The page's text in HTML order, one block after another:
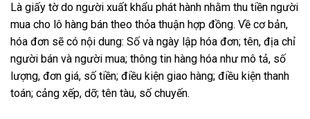
Là giấy tờ do người xuất khẩu phát hành nhằm thu tiền người
mua cho lô hàng bán theo thỏa thuận hợp đồng. Về cơ bản,
hóa đơn sẽ có nội dung: Số và ngày lập hóa đơn; tên, địa chỉ
người bán và người mua; thông tin hàng hóa như mô tả, số
lượng, đơn giá, số tiền; điều kiện giao hàng; điều kiện thanh
toán; cảng xếp, dỡ; tên tàu, số chuyến.